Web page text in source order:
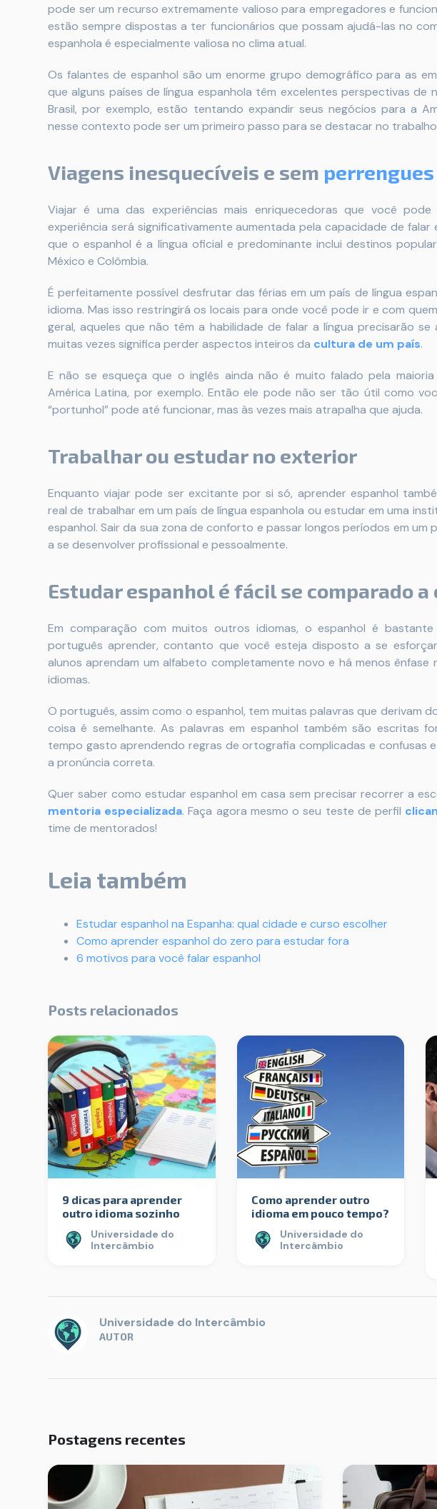
pode ser um recurso extremamente valioso para empregadores e
estão sempre dispostas a ter funcionários que possam ajudá-las no
espanhola é especialmente valiosa no clima atual.
Os falantes de espanhol são um enorme grupo demográfico para as
que alguns países de língua espanhola têm excelentes perspectivas de
Brasil, por exemplo, estão tentando expandir seus negócios para a
nesse contexto pode ser um primeiro passo para se destacar no
Viagens inesquecíveis e sem perrengues
Viajar é uma das experiências mais enriquecedoras que você
experiência será significativamente aumentada pela capacidade de falar
que o espanhol é a língua oficial e predominante inclui destinos
México e Colômbia.
É perfeitamente possível desfrutar das férias em um país de língua
idioma. Mas isso restringirá os locais para onde você pode ir e com
geral, aqueles que não têm a habilidade de falar a língua precisarão
muitas vezes significa perder aspectos inteiros da cultura de um país.
E não se esqueça que o inglês ainda não é muito falado pela
América Latina, por exemplo. Então ele pode não ser tão útil como
“portunhol” pode até funcionar, mas às vezes mais atrapalha que ajuda.
Trabalhar ou estudar no exterior
Enquanto viajar pode ser excitante por si só, aprender espanhol
real de trabalhar em um país de língua espanhola ou estudar em uma
espanhol. Sair da sua zona de conforto e passar longos períodos em um
a se desenvolver profissional e pessoalmente.
Estudar espanhol é fácil se comparado
Em comparação com muitos outros idiomas, o espanhol é
português aprender, contanto que você esteja disposto a se
alunos aprendam um alfabeto completamente novo e há menos
idiomas.
O português, assim como o espanhol, tem muitas palavras que derivam
coisa é semelhante. As palavras em espanhol também são escritas
tempo gasto aprendendo regras de ortografia complicadas e confusas
a pronúncia correta.
Quer saber como estudar espanhol em casa sem precisar recorrer a
mentoria especializada. Faça agora mesmo o seu teste de perfil
time de mentorados!
Leia também
Estudar espanhol na Espanha: qual cidade e curso escolher
Como aprender espanhol do zero para estudar fora
6 motivos para você falar espanhol
Posts relacionados
9 dicas para aprender
outro idioma sozinho
Universidade do
Intercâmbio
Como aprender outro
idioma em pouco tempo?
Universidade do
Intercâmbio
Universidade do Intercâmbio
AUTOR
Postagens recentes